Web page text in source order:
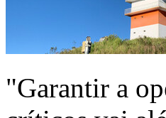
"Garantir a